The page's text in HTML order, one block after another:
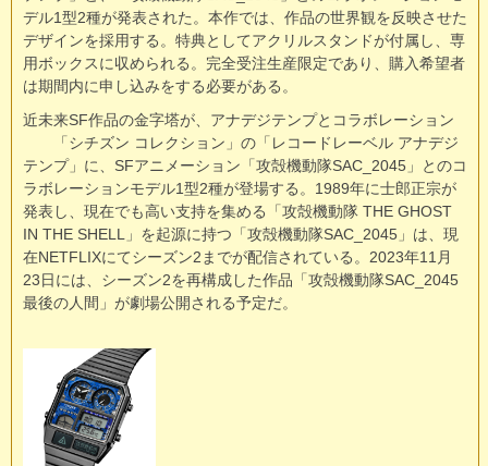
デル1型2種が発表された。本作では、作品の世界観を反映させた
デザインを採用する。特典としてアクリルスタンドが付属し、専
用ボックスに収められる。完全受注生産限定であり、購入希望者
は期間内に申し込みをする必要がある。
近未来SF作品の金字塔が、アナデジテンプとコラボレーション
「シチズン コレクション」の「レコードレーベル アナデジ
テンプ」に、SFアニメーション「攻殻機動隊SAC_2045」とのコ
ラボレーションモデル1型2種が登場する。1989年に士郎正宗が
発表し、現在でも高い支持を集める「攻殻機動隊 THE GHOST
IN THE SHELL」を起源に持つ「攻殻機動隊SAC_2045」は、現
在NETFLIXにてシーズン2までが配信されている。2023年11月
23日には、シーズン2を再構成した作品「攻殻機動隊SAC_2045
最後の人間」が劇場公開される予定だ。